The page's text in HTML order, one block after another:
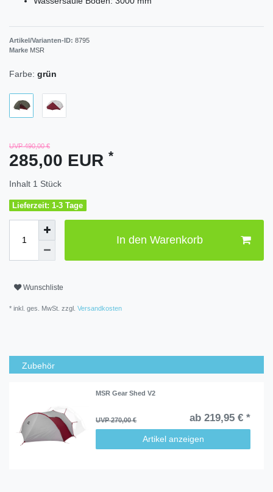
Artikel/Varianten-ID: 8795
Marke MSR
Farbe: grün
UVP 490,00 €
285,00 EUR *
Inhalt 1 Stück
Lieferzeit: 1-3 Tage
In den Warenkorb
Wunschliste
* inkl. ges. MwSt. zzgl. Versandkosten
Zubehör
MSR Gear Shed V2
UVP 270,00 € ab 219,95 € *
Artikel anzeigen